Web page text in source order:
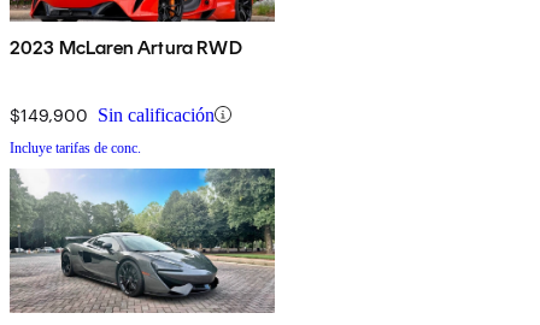
2023 McLaren Artura RWD
$149,900 Sin calificación
Incluye tarifas de conc.